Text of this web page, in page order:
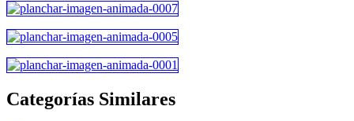
Categorías Similares